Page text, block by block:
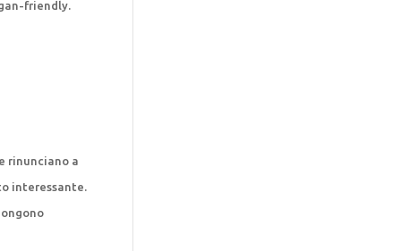
friendly.
rinunciano a
interessante.